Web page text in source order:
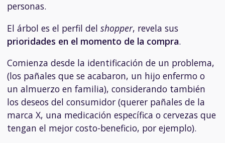
personas.
El árbol es el perfil del shopper, revela sus
prioridades en el momento de la compra.
Comienza desde la identificación de un problema,
(los pañales que se acabaron, un hijo enfermo o
un almuerzo en familia), considerando también
los deseos del consumidor (querer pañales de la
marca X, una medicación específica o cervezas que
tengan el mejor costo-beneficio, por ejemplo).